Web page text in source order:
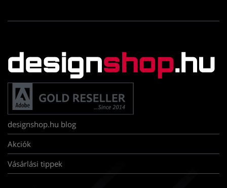
designshop.hu blog
Akciók
Vásárlási tippek